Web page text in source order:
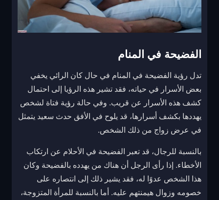
الفضيحة في المنام
تدل رؤية الفضيحة في المنام في حال كان الرائي يخفي
بعض الأسرار في حياته، فقد تشير هذه الرؤيا إلى احتمال
كشف هذه الأسرار عن قريب. وفي حالة رؤية فتاة لشخص
يهددها بكشف أسرارها، قد يلوح في الأفق حدث سعيد يتمثل
في عرض زواج من ذلك الشخص.
بالنسبة للرجال، قد تعبر الفضيحة في الأحلام عن ارتكاب
الأخطاء. إذا رأى الرجل أن هناك من يهدده بالفضيحة وكان
هذا الشخص عدوًا له، فقد يشير ذلك إلى انتصاره على
خصومه وزوال هيمنتهم عليه. أما بالنسبة للمرأة المتزوجة،